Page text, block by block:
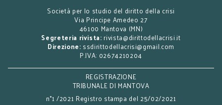
Società per lo studio del diritto della crisi
Via Principe Amedeo 27
46100 Mantova (MN)
Segreteria rivista: rivista@dirittodellacrisi.it
Direzione: ssdirittodellacrisi@gmail.com
P.IVA: 02674210204
REGISTRAZIONE
TRIBUNALE DI MANTOVA
n°1 /2021 Registro stampa del 25/02/2021